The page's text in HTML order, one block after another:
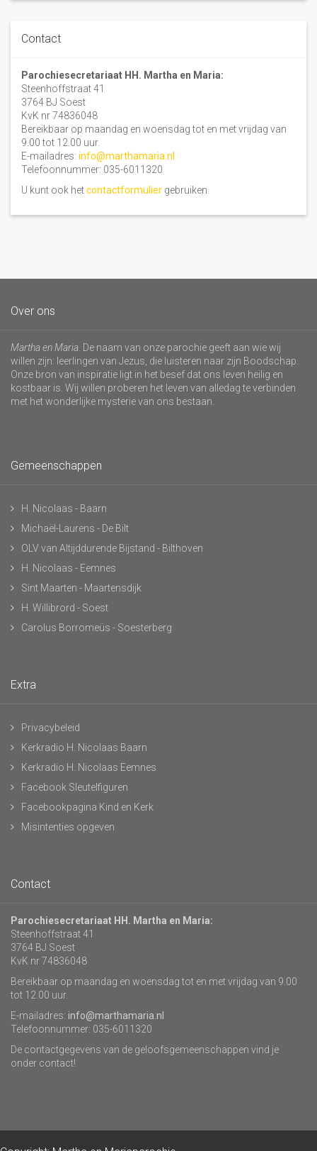
Contact
Parochiesecretariaat HH. Martha en Maria:
Steenhoffstraat 41
3764 BJ Soest
KvK nr 74836048
Bereikbaar op maandag en woensdag tot en met vrijdag van
9.00 tot 12.00 uur.
E-mailadres: info@marthamaria.nl
Telefoonnummer: 035-6011320
U kunt ook hetcontactformulier gebruiken.
Over ons
Martha en Maria . De naam van onze parochie geeft aan wie wij
willen zijn: leerlingen van Jezus, die luisteren naar zijn Boodschap.
Onze bron van inspiratie ligt in het besef dat ons leven heilig en
kostbaar is. Wij willen proberen het leven van alledag te verbinden
met het wonderlijke mysterie van ons bestaan.
Gemeenschappen
H. Nicolaas - Baarn
Michaël-Laurens - De Bilt
OLV van Altijddurende Bijstand - Bilthoven
H. Nicolaas - Eemnes
Sint Maarten - Maartensdijk
H. Willibrord - Soest
Carolus Borromeüs - Soesterberg
Extra
Privacybeleid
Kerkradio H. Nicolaas Baarn
Kerkradio H. Nicolaas Eemnes
Facebook Sleutelfiguren
Facebookpagina Kind en Kerk
Misintenties opgeven
Contact
Parochiesecretariaat HH. Martha en Maria:
Steenhoffstraat 41
3764 BJ Soest
KvK nr 74836048
Bereikbaar op maandag en woensdag tot en met vrijdag van 9.00
tot 12.00 uur.
E-mailadres: info@marthamaria.nl
Telefoonnummer: 035-6011320
De contactgegevens van de geloofsgemeenschappen vind je
onder contact!